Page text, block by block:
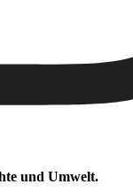
und Umwelt.